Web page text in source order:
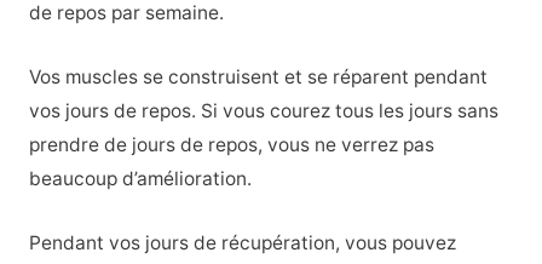
de repos par semaine.
Vos muscles se construisent et se réparent pendant
vos jours de repos. Si vous courez tous les jours sans
prendre de jours de repos, vous ne verrez pas
beaucoup d’amélioration.
Pendant vos jours de récupération, vous pouvez